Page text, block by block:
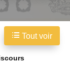
Tout voir